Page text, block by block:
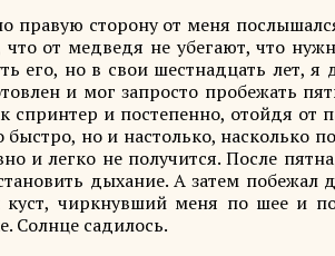
правую сторону от меня
что от медведя не убегают, что
его, но в свои шестнадцать лет, я
и мог запросто пробежать
спринтер и постепенно, отойдя от
но и настолько, насколько
и легко не получится. После
дыхание. А затем
куст, чиркнувший меня по шее и
Солнце садилось.